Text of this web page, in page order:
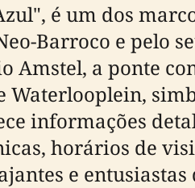
é um dos
Barroco e pelo
Amstel, a ponte
informações
horários de
e